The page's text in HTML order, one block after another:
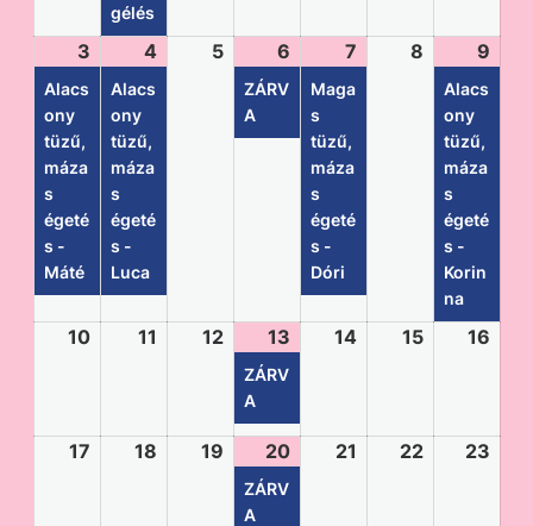
gélés
3
Alacs
ony
tüzű,
máza
s
égeté
s -
Máté
4
Alacs
ony
tüzű,
máza
s
égeté
s -
Luca
5 6
ZÁRV
A
7
Maga
s
tüzű,
máza
s
égeté
s -
Dóri
8 9
Alacs
ony
tüzű,
máza
s
égeté
s -
Korin
na
10 11 12 13
ZÁRV
A
14 15 16
17 18 19 20
ZÁRV
A
21 22 23